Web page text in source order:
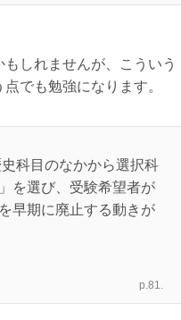
しれませんが、こういう
でも勉強になります。
科目のなかから選択科
を選び、受験希望者が
早期に廃止する動きが
p.81.